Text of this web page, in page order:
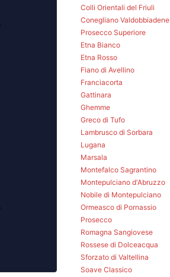
Colli Orientali del Friuli
Conegliano Valdobbiadene
Prosecco Superiore
Etna Bianco
Etna Rosso
Fiano di Avellino
Franciacorta
Gattinara
Ghemme
Greco di Tufo
Lambrusco di Sorbara
Lugana
Marsala
Montefalco Sagrantino
Montepulciano d'Abruzzo
Nobile di Montepulciano
Ormeasco di Pornassio
Prosecco
Romagna Sangiovese
Rossese di Dolceacqua
Sforzato di Valtellina
Soave Classico